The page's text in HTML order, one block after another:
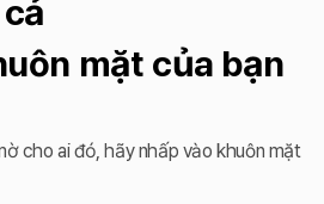
mặt của bạn
cho ai đó, hãy nhấp vào khuôn mặt